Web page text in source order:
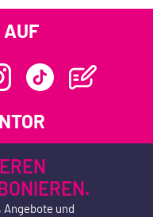
AUF
Angebote und